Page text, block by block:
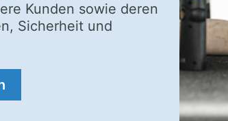
Kunden sowie deren
Sicherheit und